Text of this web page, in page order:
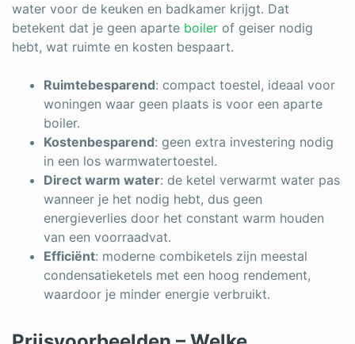
water voor de keuken en badkamer krijgt. Dat
betekent dat je geen aparte boiler of geiser nodig
hebt, wat ruimte en kosten bespaart.
Ruimtebesparend: compact toestel, ideaal voor
woningen waar geen plaats is voor een aparte
boiler.
Kostenbesparend: geen extra investering nodig
in een los warmwatertoestel.
Direct warm water: de ketel verwarmt water pas
wanneer je het nodig hebt, dus geen
energieverlies door het constant warm houden
van een voorraadvat.
Efficiënt: moderne combiketels zijn meestal
condensatieketels met een hoog rendement,
waardoor je minder energie verbruikt.